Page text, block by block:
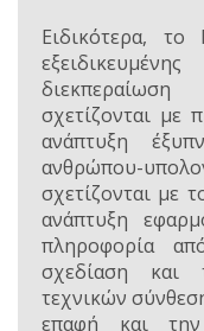
Ειδικότερα,
σχετίζονται με
ανάπτυξη
ανθρώπου-
σχετίζονται με
ανάπτυξη
πληροφορία
σχεδίαση και
τεχνικών
επαφή και